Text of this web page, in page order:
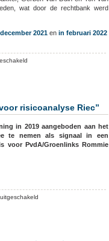
wat door de rechtbank werd
2021 en in februari 2022
Salman
ondermijningszaak
risicoanalyse Riec”
in 2019 aangeboden aan het
te nemen als signaal in een
voor PvdA/Groenlinks Rommie